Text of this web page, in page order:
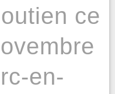
ce
en-